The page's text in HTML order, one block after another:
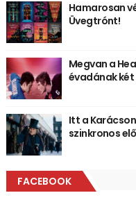
Hamarosan
Üvegtrónt!
Megvan a
évadának
Itt a
szinkronos
FACEBOOK